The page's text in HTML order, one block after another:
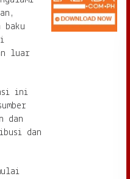
luar
ini
dan
dan